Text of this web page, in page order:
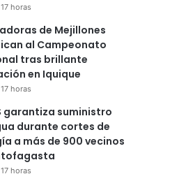
horas
de Mejillones
al Campeonato
tras brillante
en Iquique
horas
garantiza suministro
durante cortes de
a más de 900 vecinos
horas